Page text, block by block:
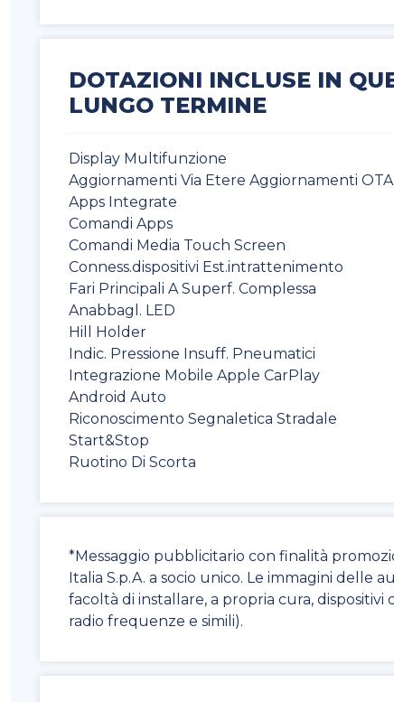
DOTAZIONI INCLUSE IN
LUNGO TERMINE
Display Multifunzione
Aggiornamenti Via Etere Aggiornamenti OTA
Apps Integrate
Comandi Apps
Comandi Media Touch Screen
Conness.dispositivi Est.intrattenimento
Fari Principali A Superf. Complessa
Anabbagl. LED
Hill Holder
Indic. Pressione Insuff. Pneumatici
Integrazione Mobile Apple CarPlay
Android Auto
Riconoscimento Segnaletica Stradale
Start&Stop
Ruotino Di Scorta
*Messaggio pubblicitario con finalità
Italia S.p.A. a socio unico. Le immagini delle
facoltà di installare, a propria cura,
radio frequenze e simili).